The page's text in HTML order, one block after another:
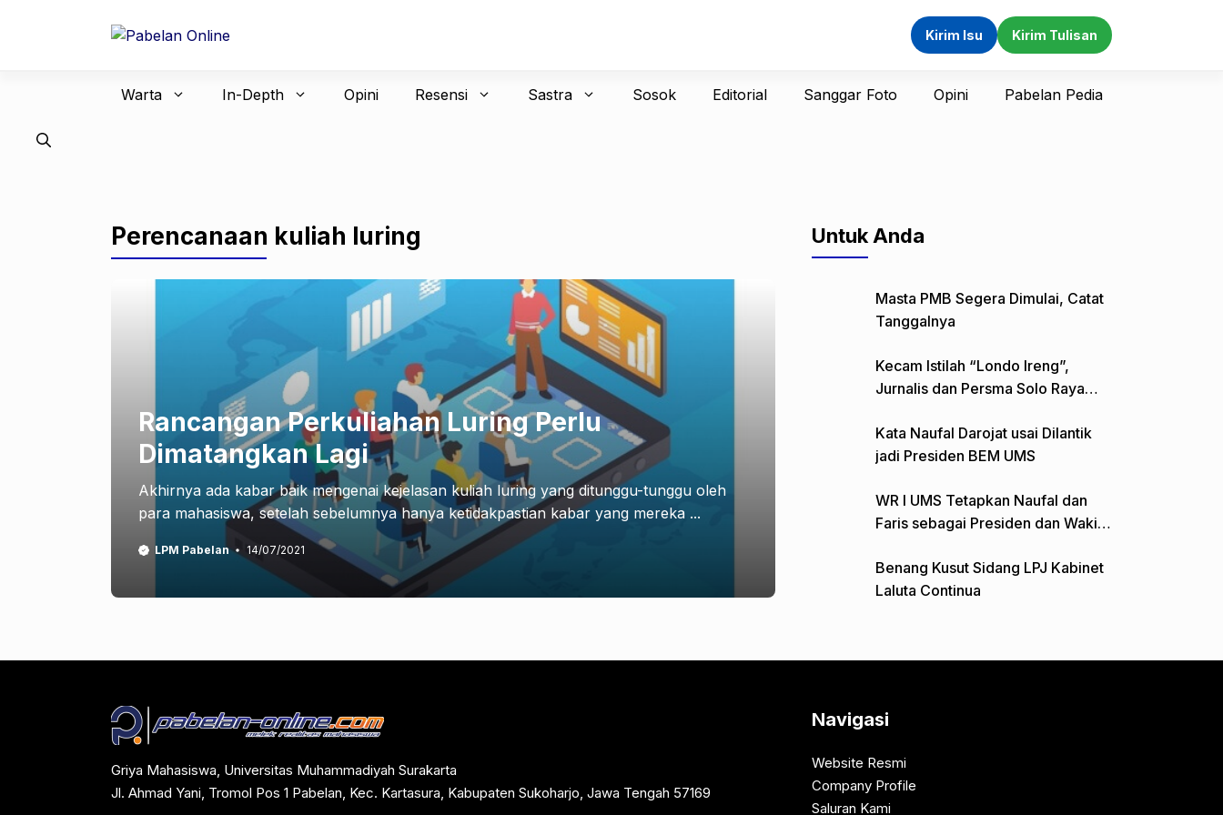
Kirim Isu Kirim Tulisan
Warta In-Depth Opini Resensi Sastra Sosok Editorial Sanggar Foto Opini Pabelan Pedia
Perencanaan kuliah luring
Rancangan Perkuliahan Luring Perlu
Dimatangkan Lagi
Akhirnya ada kabar baik mengenai kejelasan kuliah luring yang ditunggu-tunggu oleh
para mahasiswa, setelah sebelumnya hanya ketidakpastian kabar yang mereka ...
LPM Pabelan 14/07/2021
Untuk Anda
Masta PMB Segera Dimulai, Catat
Tanggalnya
Kecam Istilah “Londo Ireng”,
Jurnalis dan Persma Solo Raya
Kata Naufal Darojat usai Dilantik
jadi Presiden BEM UMS
WR I UMS Tetapkan Naufal dan
Faris sebagai Presiden dan Wakil
Benang Kusut Sidang LPJ Kabinet
Laluta Continua
Griya Mahasiswa, Universitas Muhammadiyah Surakarta
Jl. Ahmad Yani, Tromol Pos 1 Pabelan, Kec. Kartasura, Kabupaten Sukoharjo, Jawa Tengah 57169
Navigasi
Website Resmi
Company Profile
Saluran Kami